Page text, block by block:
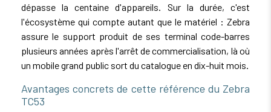
dépasse la centaine d'appareils. Sur la durée, c'est
l'écosystème qui compte autant que le matériel : Zebra
assure le support produit de ses terminal code-barres
plusieurs années après l'arrêt de commercialisation, là où
un mobile grand public sort du catalogue en dix-huit mois.
Avantages concrets de cette référence du Zebra
TC53